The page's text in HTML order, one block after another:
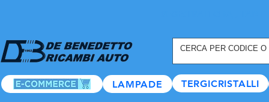
LAMPADE TERGICRISTALLI